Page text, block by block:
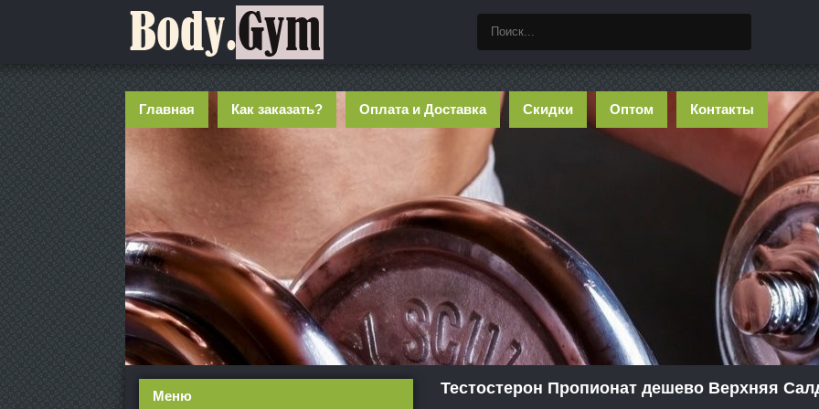
Главная Как заказать? Оплата и Доставка Скидки Оптом Контакты
Тестостерон Пропионат дешево Верхняя
Меню